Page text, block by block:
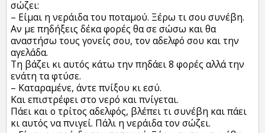
σώζει:
– Είμαι η νεράιδα του ποταμού. Ξέρω τι σου συνέβη.
Αν με πηδήξεις δέκα φορές θα σε σώσω και θα
αναστήσω τους γονείς σου, τον αδελφό σου και την
αγελάδα.
Τη βάζει κι αυτός κάτω την πηδάει 8 φορές αλλά την
ενάτη τα φτύσε.
– Καταραμένε, άντε πνίξου κι εσύ.
Και επιστρέφει στο νερό και πνίγεται.
Πάει και ο τρίτος αδελφός, βλέπει τι συνέβη και πάει
κι αυτός να πνιγεί. Πάλι η νεράιδα τον σώζει.